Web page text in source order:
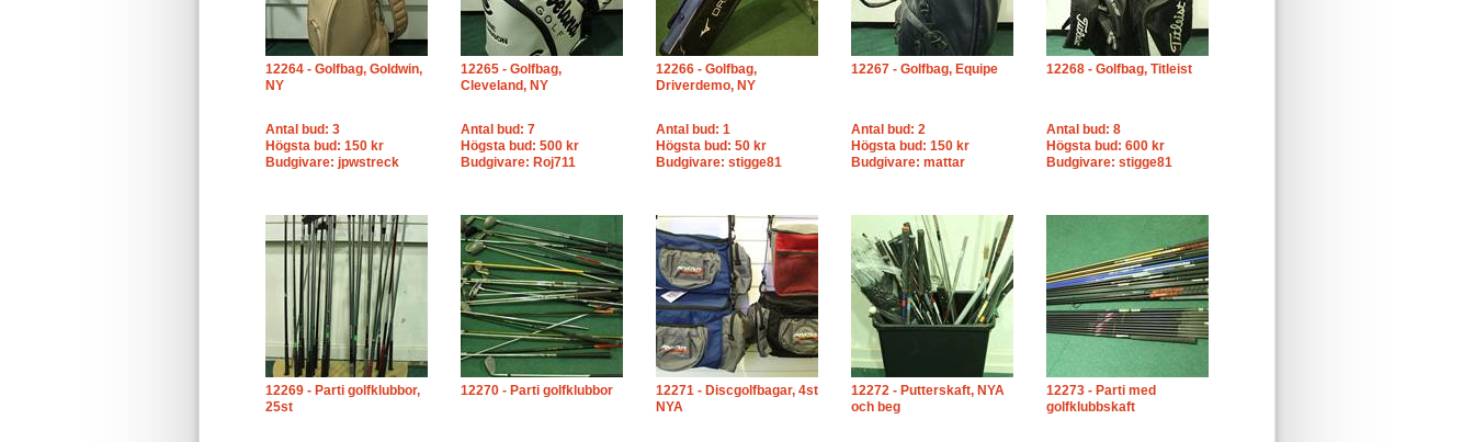
12264 - Golfbag, Goldwin,
NY
Antal bud: 3
Högsta bud: 150 kr
Budgivare: jpwstreck
12265 - Golfbag,
Cleveland, NY
Antal bud: 7
Högsta bud: 500 kr
Budgivare: Roj711
12266 - Golfbag,
Driverdemo, NY
Antal bud: 1
Högsta bud: 50 kr
Budgivare: stigge81
12267 - Golfbag, Equipe
Antal bud: 2
Högsta bud: 150 kr
Budgivare: mattar
12268 - Golfbag, Titleist
Antal bud: 8
Högsta bud: 600 kr
Budgivare: stigge81
12269 - Parti golfklubbor,
25st
12270 - Parti golfklubbor
12271 - Discgolfbagar, 4st
NYA
12272 - Putterskaft, NYA
och beg
12273 - Parti med
golfklubbskaft